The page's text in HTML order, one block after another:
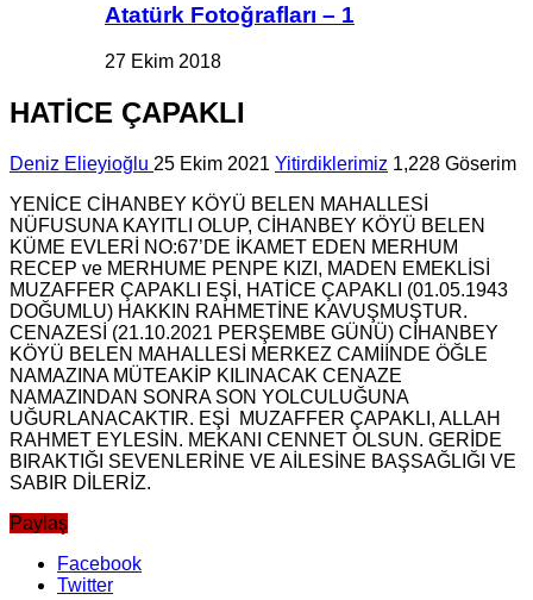
Atatürk Fotoğrafları – 1
27 Ekim 2018
HATİCE ÇAPAKLI
Deniz Elieyioğlu 25 Ekim 2021 Yitirdiklerimiz 1,228 Göserim
YENİCE CİHANBEY KÖYÜ BELEN MAHALLESİ
NÜFUSUNA KAYITLI OLUP, CİHANBEY KÖYÜ BELEN
KÜME EVLERİ NO:67’DE İKAMET EDEN MERHUM
RECEP ve MERHUME PENPE KIZI, MADEN EMEKLİSİ
MUZAFFER ÇAPAKLI EŞİ, HATİCE ÇAPAKLI (01.05.1943
DOĞUMLU) HAKKIN RAHMETİNE KAVUŞMUŞTUR.
CENAZESİ (21.10.2021 PERŞEMBE GÜNÜ) CİHANBEY
KÖYÜ BELEN MAHALLESİ MERKEZ CAMİİNDE ÖĞLE
NAMAZINA MÜTEAKİP KILINACAK CENAZE
NAMAZINDAN SONRA SON YOLCULUĞUNA
UĞURLANACAKTIR. EŞİ MUZAFFER ÇAPAKLI, ALLAH
RAHMET EYLESİN. MEKANI CENNET OLSUN. GERİDE
BIRAKTIĞI SEVENLERİNE VE AİLESİNE BAŞSAĞLIĞI VE
SABIR DİLERİZ.
Paylaş
Facebook
Twitter